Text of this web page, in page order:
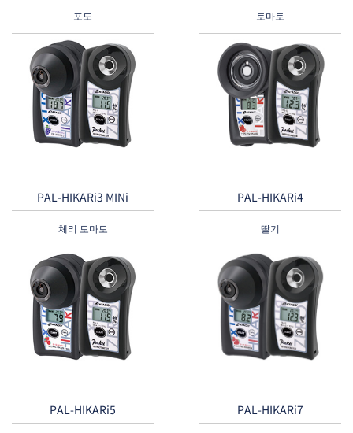
포도 토마토
PAL-HIKARi3 MINi
체리 토마토
PAL-HIKARi4
딸기
PAL-HIKARi5 PAL-HIKARi7